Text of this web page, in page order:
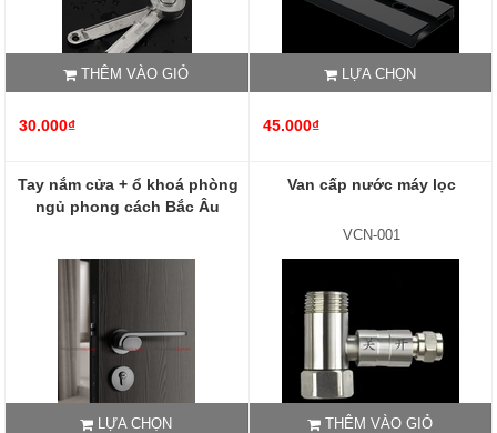
THÊM VÀO GIỎ
30.000₫
LỰA CHỌN
45.000₫
Tay nắm cửa + ổ khoá phòng
ngủ phong cách Bắc Âu
LỰA CHỌN
Van cấp nước máy lọc
VCN-001
THÊM VÀO GIỎ